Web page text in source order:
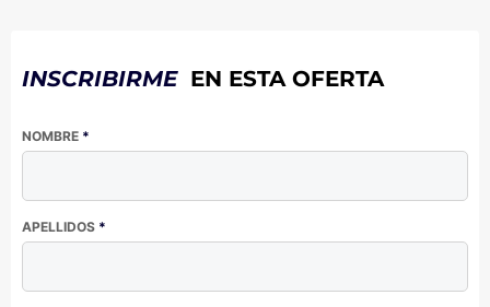
INSCRIBIRMEEN ESTA OFERTA
NOMBRE *
APELLIDOS *